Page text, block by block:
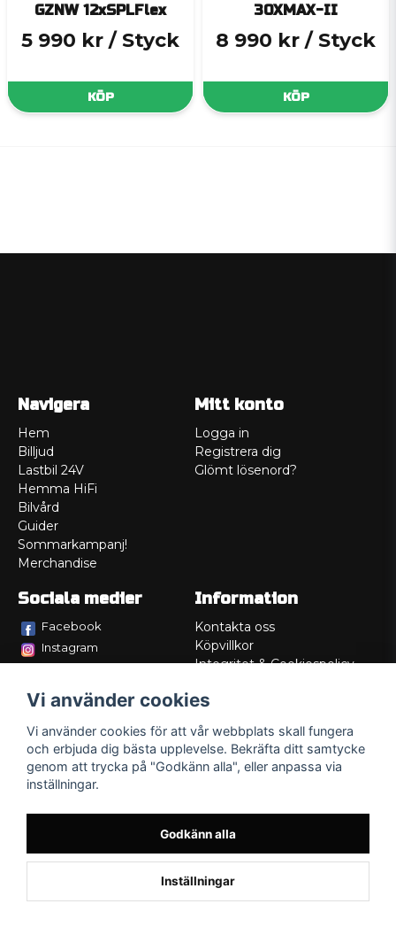
GZNW 12xSPLFlex
5 990 kr / Styck
KÖP
30XMAX-II
8 990 kr / Styck
KÖP
Navigera
Hem
Billjud
Lastbil 24V
Hemma HiFi
Bilvård
Guider
Sommarkampanj!
Merchandise
Mitt konto
Logga in
Registrera dig
Glömt lösenord?
Sociala medier
Facebook
Instagram
Information
Kontakta oss
Köpvillkor
Integritet & Cookiespolicy
Service/Garanti
Lådritning
Om oss
Vi använder cookies
Vi använder cookies för att vår webbplats skall fungera
och erbjuda dig bästa upplevelse. Bekräfta ditt samtycke
genom att trycka på "Godkänn alla", eller anpassa via
inställningar.
Godkänn alla
Inställningar